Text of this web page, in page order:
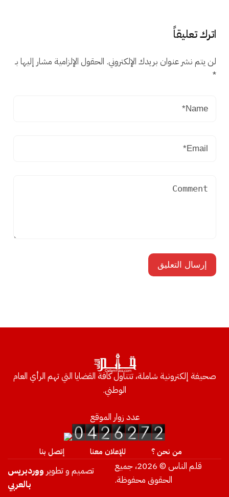
اترك تعليقاً
لن يتم نشر عنوان بريدك الإلكتروني. الحقول الإلزامية مشار إليها بـ
*
صحيفة إلكترونية شاملة، تتناول كافة القضايا التي تهم الرأي العام
الوطني.
عدد زوار الموقع
من نحن ؟ للإعلان معنا إتصل بنا
قلم الناس © 2026، جميع
الحقوق محفوظة.
تصميم و تطوير ووردبريس
بالعربي